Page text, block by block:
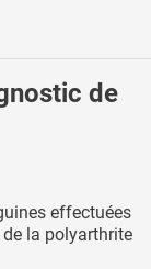
de
effectuées
la polyarthrite